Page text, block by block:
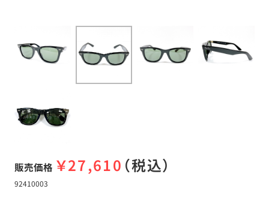
販売価格 ￥27,610 （税込）
92410003